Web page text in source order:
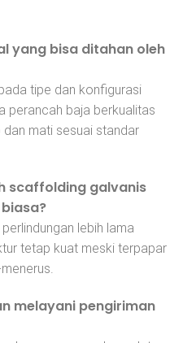
yang bisa ditahan oleh
tipe dan konfigurasi
perancah baja berkualitas
dan mati sesuai standar
scaffolding galvanis
lebih lama
tetap kuat meski terpapar
melayani pengiriman